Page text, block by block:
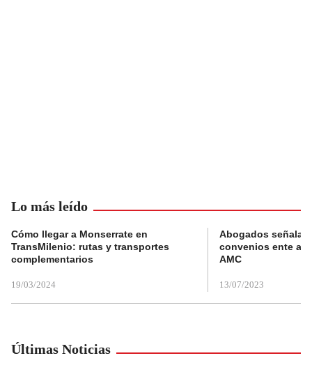
Lo más leído
Cómo llegar a Monserrate en
TransMilenio: rutas y transportes
complementarios
19/03/2024
Abogados
convenios ente
AMC
13/07/2023
Últimas Noticias